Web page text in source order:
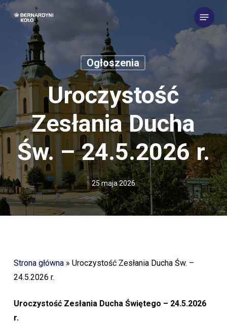
Skip
content
Menu
Ogłoszenia
Uroczystość
Zesłania Ducha
Św. – 24.5.2026 r.
25 maja 2026
Strona główna» Uroczystość Zesłania Ducha Św. –
24.5.2026 r.
Uroczystość Zesłania Ducha Świętego – 24.5.2026
r.